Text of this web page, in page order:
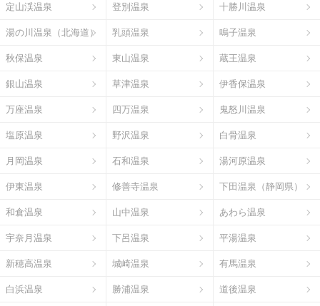
定山渓温泉 登別温泉 十勝川温泉
湯の川温泉（北海道） 乳頭温泉 鳴子温泉
秋保温泉 東山温泉 蔵王温泉
銀山温泉 草津温泉 伊香保温泉
万座温泉 四万温泉 鬼怒川温泉
塩原温泉 野沢温泉 白骨温泉
月岡温泉 石和温泉 湯河原温泉
伊東温泉 修善寺温泉 下田温泉（静岡県）
和倉温泉 山中温泉 あわら温泉
宇奈月温泉 下呂温泉 平湯温泉
新穂高温泉 城崎温泉 有馬温泉
白浜温泉 勝浦温泉 道後温泉